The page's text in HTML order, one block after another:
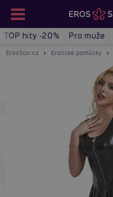
TOP hity -20% Pro muže
ErosStar.cz Erotické pomůcky